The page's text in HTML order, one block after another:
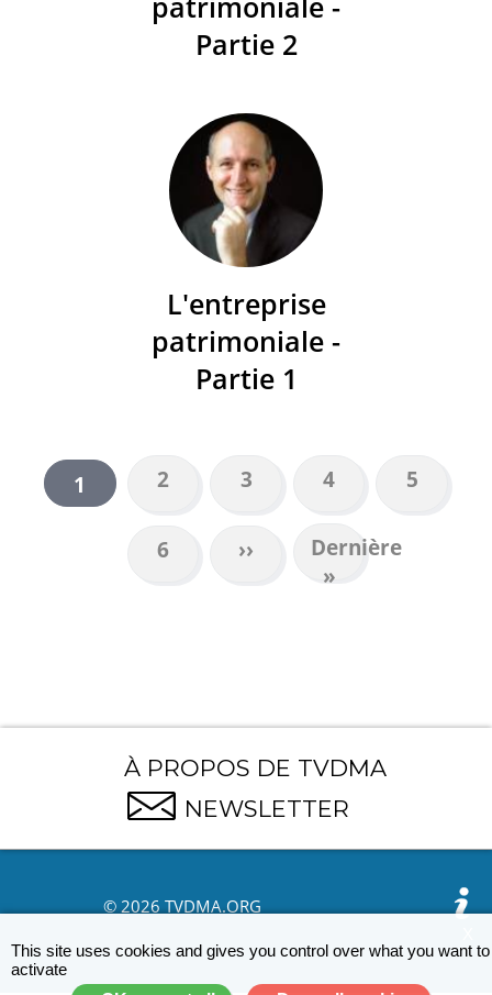
Partie 2
L'entreprise
patrimoniale -
Partie 1
PAGINATION
Page
courante
1 Page
2 Page
3 Page
4 Page
5
Page
6
Page
suivante
››
Dernière
page
Dernière
»
À PROPOS DE TVDMA
NEWSLETTER
© 2026 TVDMA.ORG
This site uses cookies and gives you control over what you want to
activate